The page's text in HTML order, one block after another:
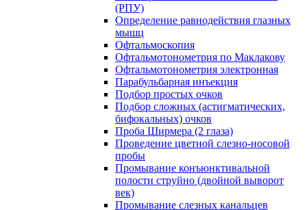
(РПУ)
Определение равнодействия глазных
мышц
Офтальмоскопия
Офтальмотонометрия по Маклакову
Офтальмотонометрия электронная
Парабульбарная инъекция
Подбор простых очков
Подбор сложных (астигматических,
бифокальных) очков
Проба Ширмера (2 глаза)
Проведение цветной слезно-носовой
пробы
Промывание конъюнктивальной
полости струйно (двойной выворот
век)
Промывание слезных канальцев